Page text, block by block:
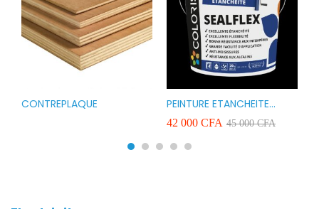
CONTREPLAQUE
PEINTURE ETANCHEITE
COLORIS SEAFLEX 20KG
COULEUR ROUGE BLANC
VERT ET GRIS
42 000 CFA 45 000CFA